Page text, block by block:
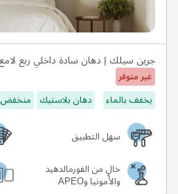
جرين سيلك | دهان سادة داخلي ربع لامع
غير متوفر
يخفف بالماء
دهان بلاستيك منخفض
سهل التطبيق
خالٍ من الفورمالدهيد
والأمونيا وAPEO